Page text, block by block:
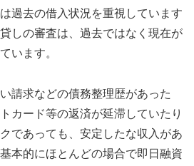
過去の借入状況を重視しています
しの審査は、過去ではなく現在が
います。
請求などの債務整理歴があった
カード等の返済が延滞していたり
であっても、安定したな収入があ
本的にほとんどの場合で即日融資